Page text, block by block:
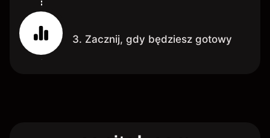
3. Zacznij, gdy będziesz gotowy